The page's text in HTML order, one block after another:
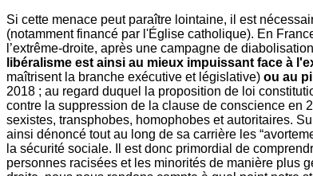
Si cette menace peut paraître lointaine, il est
(notamment financé par l'Église catholique). En
l’extrême-droite, après une campagne de
libéralisme est ainsi au mieux impuissant face à
maîtrisent la branche exécutive et législative) ou au
2018 ; au regard duquel la proposition de loi
contre la suppression de la clause de conscience en
sexistes, transphobes, homophobes et autoritaires.
ainsi dénoncé tout au long de sa carrière les
la sécurité sociale. Il est donc primordial de
personnes racisées et les minorités de manière plus